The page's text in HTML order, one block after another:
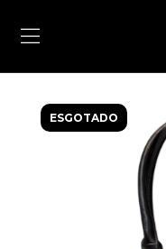
ESGOTADO